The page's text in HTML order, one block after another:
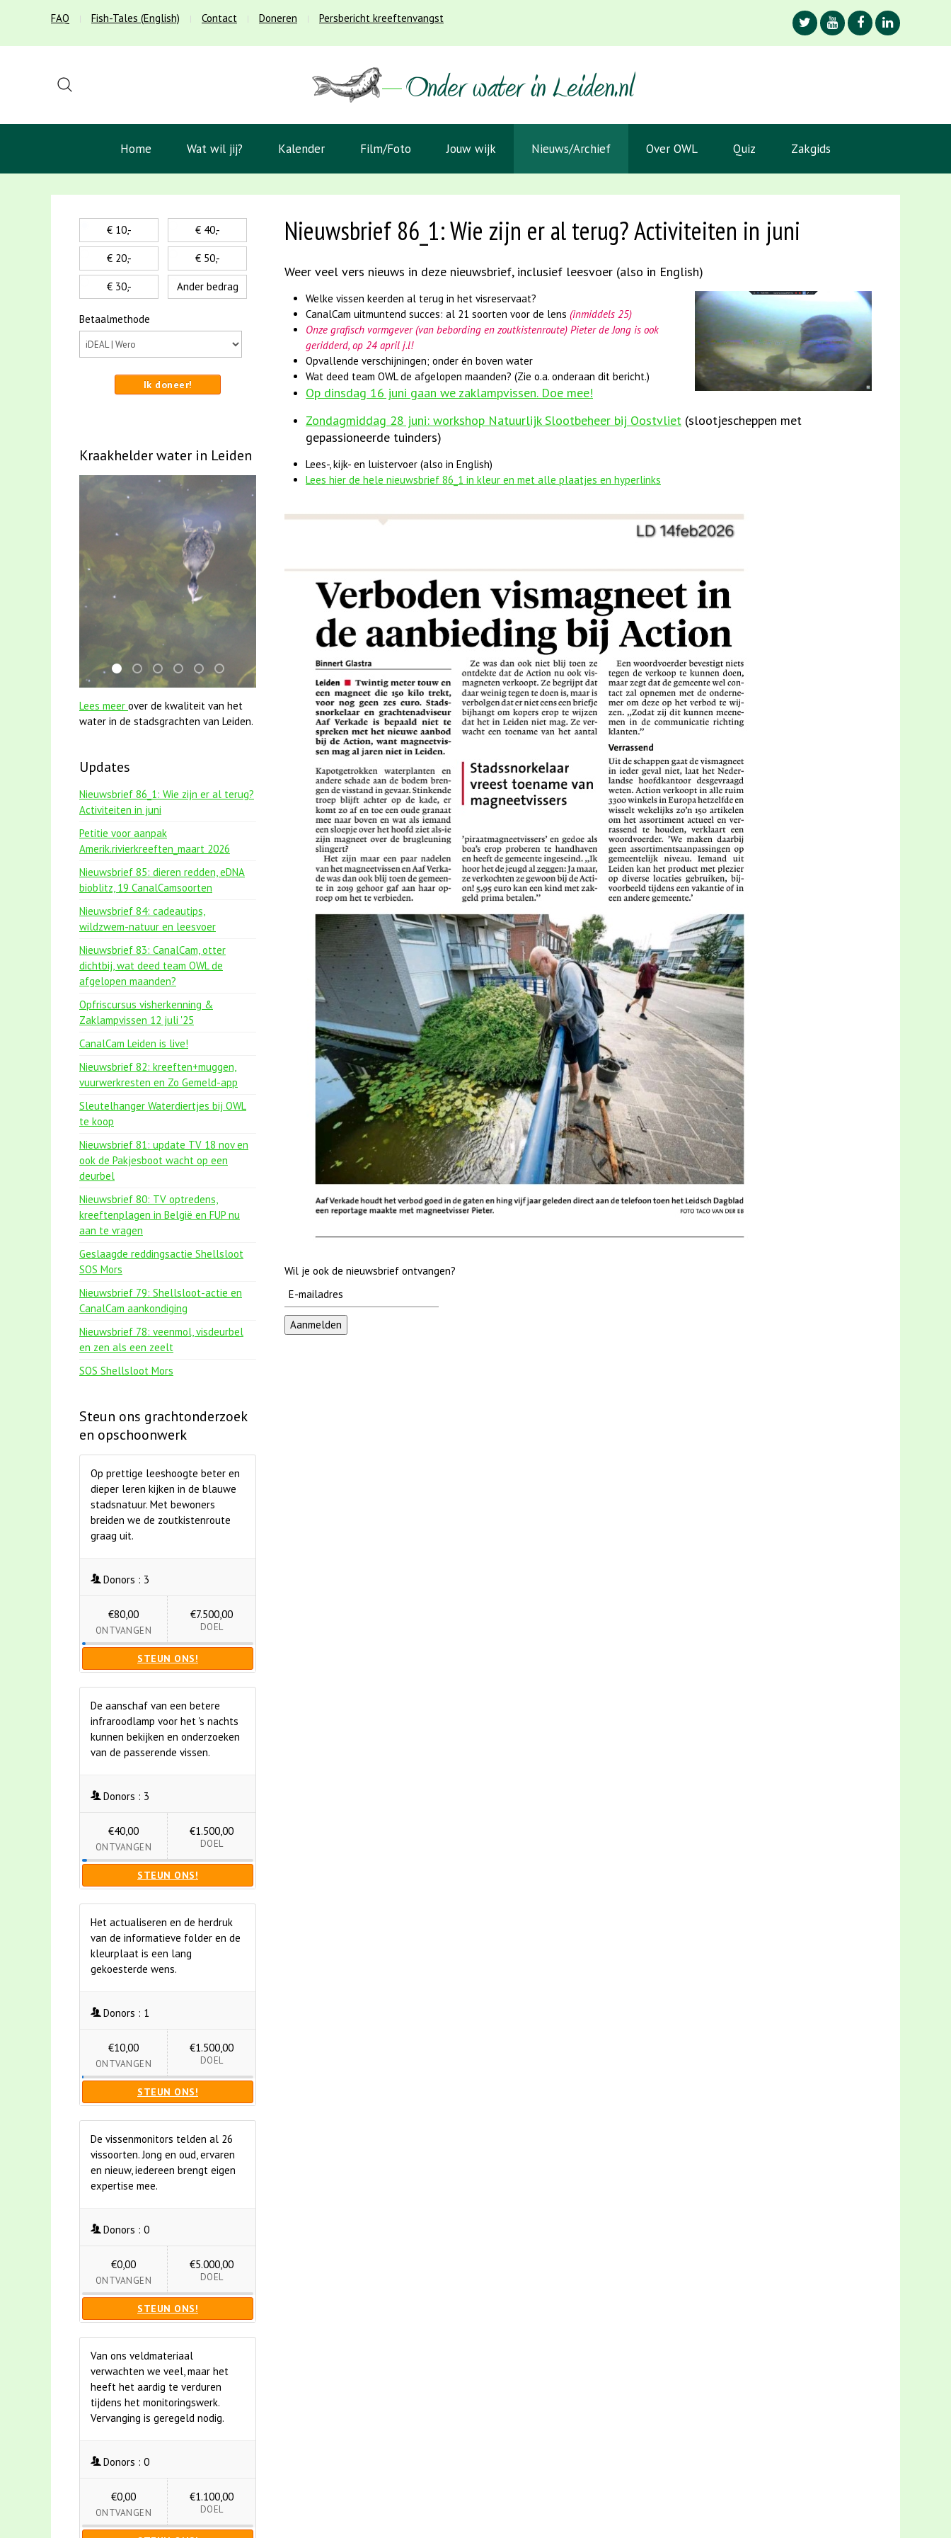
FAQ Fish-Tales (English) Contact Doneren Persbericht kreeftenvangst
Home Wat wil jij? Kalender Film/Foto Jouw wijk Nieuws/Archief Over OWL Quiz Zakgids
Nieuwsbrief 86_1: Wie zijn er al terug? Activiteiten in juni
Weer veel vers nieuws in deze nieuwsbrief, inclusief leesvoer (also in English)
Welke vissen keerden al terug in het visreservaat?
CanalCam uitmuntend succes: al 21 soorten voor de lens (inmiddels 25)
Onze grafisch vormgever (van bebording en zoutkistenroute) Pieter de Jong is ook
geridderd, op 24 april j.l!
Opvallende verschijningen; onder én boven water
Wat deed team OWL de afgelopen maanden? (Zie o.a. onderaan dit bericht.)
Op dinsdag 16 juni gaan we zaklampvissen. Doe mee!
Zondagmiddag 28 juni: workshop Natuurlijk Slootbeheer bij Oostvliet (slootjescheppen met
gepassioneerde tuinders)
Lees-, kijk- en luistervoer (also in English)
Lees hier de hele nieuwsbrief 86_1 in kleur en met alle plaatjes en hyperlinks
Wil je ook de nieuwsbrief ontvangen?
€ 10,-
€ 20,-
€ 30,-
€ 40,-
€ 50,-
Ander bedrag
Betaalmethode
Ik doneer!
Kraakhelder water in Leiden
mei2021 watervogelmethode fuut met baars
smoelenboek fifi en karper nieuwsbrief-
jun2021 28 brasem en rietvoorns 4a verscherpt
mei2021 1 snoekje elly
karper met kattenklimtouw
jun2021 zaklv 5 snoekje MOOI
Lees meer over de kwaliteit van het
water in de stadsgrachten van Leiden.
Updates
Nieuwsbrief 86_1: Wie zijn er al terug?
Activiteiten in juni
Petitie voor aanpak
Amerik.rivierkreeften_maart 2026
Nieuwsbrief 85: dieren redden, eDNA
bioblitz, 19 CanalCamsoorten
Nieuwsbrief 84: cadeautips,
wildzwem-natuur en leesvoer
Nieuwsbrief 83: CanalCam, otter
dichtbij, wat deed team OWL de
afgelopen maanden?
Opfriscursus visherkenning &
Zaklampvissen 12 juli '25
CanalCam Leiden is live!
Nieuwsbrief 82: kreeften+muggen,
vuurwerkresten en Zo Gemeld-app
Sleutelhanger Waterdiertjes bij OWL
te koop
Nieuwsbrief 81: update TV 18 nov en
ook de Pakjesboot wacht op een
deurbel
Nieuwsbrief 80: TV optredens,
kreeftenplagen in België en FUP nu
aan te vragen
Geslaagde reddingsactie Shellsloot
SOS Mors
Nieuwsbrief 79: Shellsloot-actie en
CanalCam aankondiging
Nieuwsbrief 78: veenmol, visdeurbel
en zen als een zeelt
SOS Shellsloot Mors
Steun ons grachtonderzoek
en opschoonwerk
Op prettige leeshoogte beter en
dieper leren kijken in de blauwe
stadsnatuur. Met bewoners
breiden we de zoutkistenroute
graag uit.
Donors : 3
€80,00
ONTVANGEN
€7.500,00
DOEL
STEUN ONS!
De aanschaf van een betere
infraroodlamp voor het 's nachts
kunnen bekijken en onderzoeken
van de passerende vissen.
Donors : 3
€40,00
ONTVANGEN
€1.500,00
DOEL
STEUN ONS!
Het actualiseren en de herdruk
van de informatieve folder en de
kleurplaat is een lang
gekoesterde wens.
Donors : 1
€10,00
ONTVANGEN
€1.500,00
DOEL
STEUN ONS!
De vissenmonitors telden al 26
vissoorten. Jong en oud, ervaren
en nieuw, iedereen brengt eigen
expertise mee.
Donors : 0
€0,00
ONTVANGEN
€5.000,00
DOEL
STEUN ONS!
Van ons veldmateriaal
verwachten we veel, maar het
heeft het aardig te verduren
tijdens het monitoringswerk.
Vervanging is geregeld nodig.
Donors : 0
€0,00
ONTVANGEN
€1.100,00
DOEL